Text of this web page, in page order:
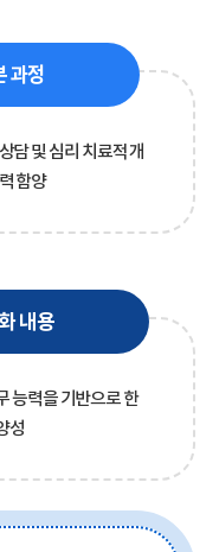
과정
담 및 심리 치료적 개
함양
내용
능력을 기반으로 한
성